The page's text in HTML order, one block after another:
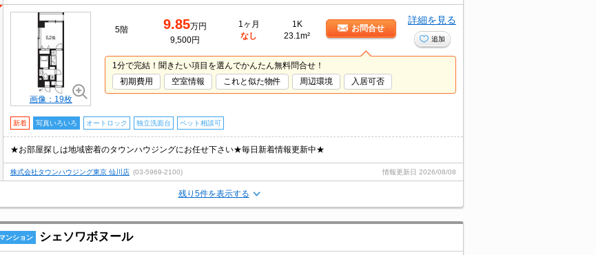
画像：19枚
5階 9.85万円
9,500円
1ヶ月
なし
1K
23.1m²
お問合せ
詳細を見る
追加
1分で完結！聞きたい項目を選んでかんたん無料問合せ！
初期費用
空室情報 これと似た物件 周辺環境 入居可否
新着 写真いろいろ オートロック 独立洗面台 ペット相談可
★お部屋探しは地域密着のタウンハウジングにお任せ下さい★毎日新着情報更新中★
株式会社タウンハウジング東京 仙川店 (03-5969-2100) 情報更新日 2026/08/08
残り5件を表示する
ンション シェソワボヌール